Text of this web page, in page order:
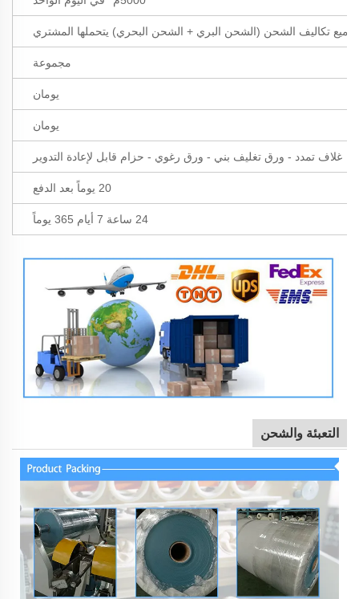
جميع تكاليف الشحن (الشحن البري + الشحن البحري) يتحملها المشتري
مجموعة
يومان
يومان
غلاف تمدد - ورق تغليف بني - ورق رغوي - حزام قابل لإعادة التدوير
20 يوماً بعد الدفع
24 ساعة 7 أيام 365 يوماً
التعبئة والشحن